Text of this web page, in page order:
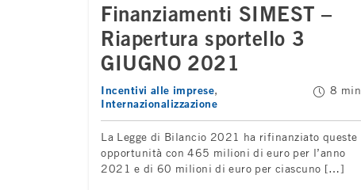
Finanziamenti SIMEST –
Riapertura sportello 3
GIUGNO 2021
Incentivi alle imprese
Internazionalizzazione
8 min
La Legge di Bilancio 2021 ha rifinanziato queste
opportunità con 465 milioni di euro per l’anno
2021 e di 60 milioni di euro per ciascuno […]
Tempo di lettura: